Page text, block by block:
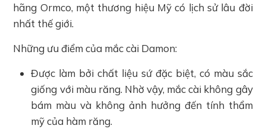
hãng Ormco, một thương hiệu Mỹ có lịch sử lâu đời
nhất thế giới.
Những ưu điểm của mắc cài Damon:
Được làm bởi chất liệu sứ đặc biệt, có màu sắc
giống với màu răng. Nhờ vậy, mắc cài không gây
bám màu và không ảnh hưởng đến tính thẩm
mỹ của hàm răng.